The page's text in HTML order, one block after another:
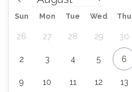
Sun Mon Tue Wed Thu
26 27 28 29 30
2 3 4 5 6
9 10 11 12 13